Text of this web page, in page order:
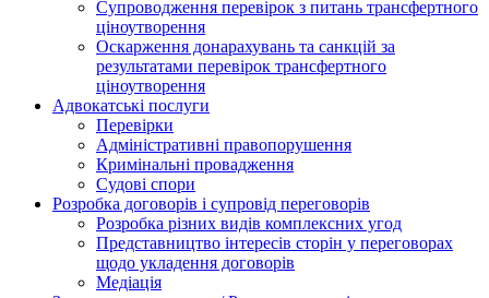
Супроводження перевірок з питань трансфертного
ціноутворення
Оскарження донарахувань та санкцій за
результатами перевірок трансфертного
ціноутворення
Адвокатські послуги
Перевірки
Адміністративні правопорушення
Кримінальні провадження
Судові спори
Розробка договорів і супровід переговорів
Розробка різних видів комплексних угод
Представництво інтересів сторін у переговорах
щодо укладення договорів
Медіація